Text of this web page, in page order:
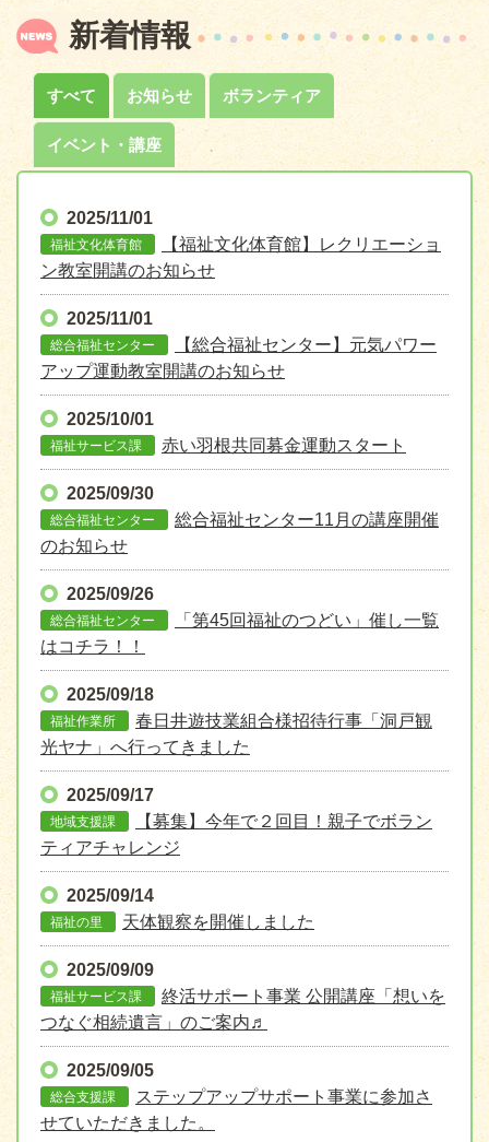
新着情報
すべて お知らせ ボランティア
イベント・講座
2025/11/01
福祉文化体育館
【福祉文化体育館】レクリエーショ
ン教室開講のお知らせ
2025/11/01
総合福祉センター
【総合福祉センター】元気パワー
アップ運動教室開講のお知らせ
2025/10/01
福祉サービス課 赤い羽根共同募金運動スタート
2025/09/30
総合福祉センター
総合福祉センター11月の講座開催
のお知らせ
2025/09/26
総合福祉センター
「第45回福祉のつどい」催し一覧
はコチラ！！
2025/09/18
福祉作業所
春日井遊技業組合様招待行事「洞戸観
光ヤナ」へ行ってきました
2025/09/17
地域支援課
【募集】今年で２回目！親子でボラン
ティアチャレンジ
2025/09/14
福祉の里 天体観察を開催しました
2025/09/09
福祉サービス課
終活サポート事業 公開講座「想いを
つなぐ相続遺言」のご案内♬
2025/09/05
総合支援課
ステップアップサポート事業に参加さ
せていただきました。